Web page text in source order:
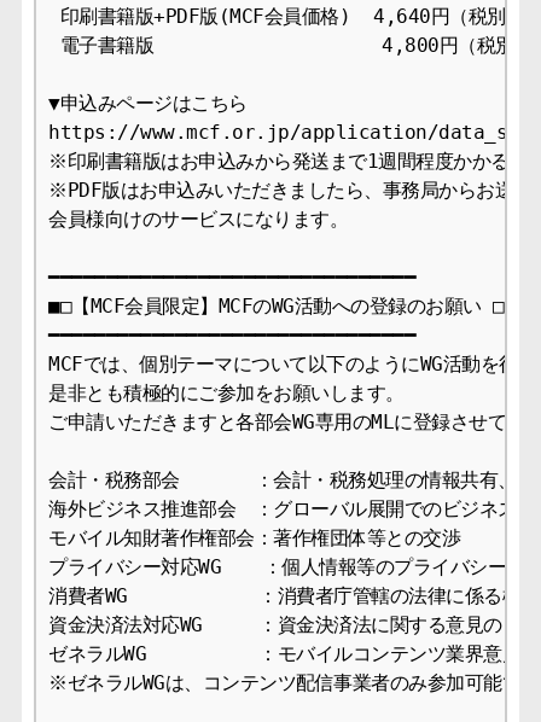
印刷書籍版+PDF版(MCF会員価格)  4,640円（税別）
電子書籍版              　　 　4,800円（税別）
▼申込みページはこちら
https://www.mcf.or.jp/application/data_sale/
※印刷書籍版はお申込みから発送まで1週間程度かかる場
※PDF版はお申込みいただきましたら、事務局からお送り
会員様向けのサービスになります。
━━━━━━━━━━━━━━━━━━━━━━━━━━━━━━━━
■□【MCF会員限定】MCFのWG活動への登録のお願い □■
━━━━━━━━━━━━━━━━━━━━━━━━━━━━━━━━
MCFでは、個別テーマについて以下のようにWG活動を行
是非とも積極的にご参加をお願いします。
ご申請いただきますと各部会WG専用のMLに登録させてい
会計・税務部会　　　　：会計・税務処理の情報共有、課
海外ビジネス推進部会　：グローバル展開でのビジネス支
モバイル知財著作権部会：著作権団体等との交渉
プライバシー対応WG  　：個人情報等のプライバシー対
消費者WG　　　　　　　：消費者庁管轄の法律に係る検討
資金決済法対応WG　　　：資金決済法に関する意見のと
ゼネラルWG　　　　　　：モバイルコンテンツ業界意見
※ゼネラルWGは、コンテンツ配信事業者のみ参加可能で